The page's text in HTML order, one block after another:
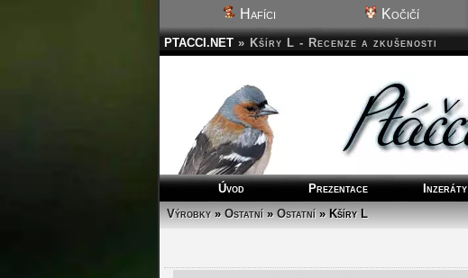
Hafíci Kočičí
PTACCI.NET » Kšíry L - Recenze a zkušenosti
Úvod Prezentace Inzeráty
Výrobky»Ostatní»Ostatní» Kšíry L